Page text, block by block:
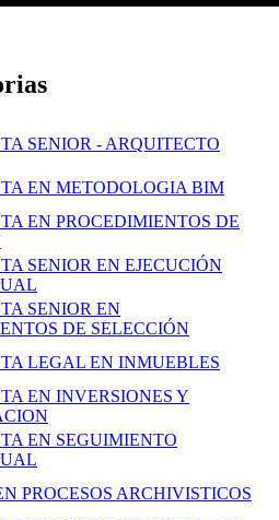
SENIOR - ARQUITECTO
EN METODOLOGIA BIM
EN PROCEDIMIENTOS DE
SENIOR EN EJECUCIÓN
SENIOR EN
DE SELECCIÓN
LEGAL EN INMUEBLES
EN INVERSIONES Y
EN SEGUIMIENTO
PROCESOS ARCHIVISTICOS